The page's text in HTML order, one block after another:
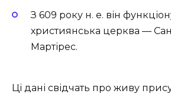
З 609 року н. е. він
християнська церква —
Мартірес.
Ці дані свідчать про живу